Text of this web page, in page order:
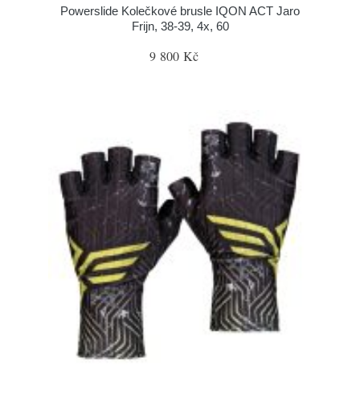
Powerslide Kolečkové brusle IQON ACT Jaro
Frijn, 38-39, 4x, 60
9 800 Kč